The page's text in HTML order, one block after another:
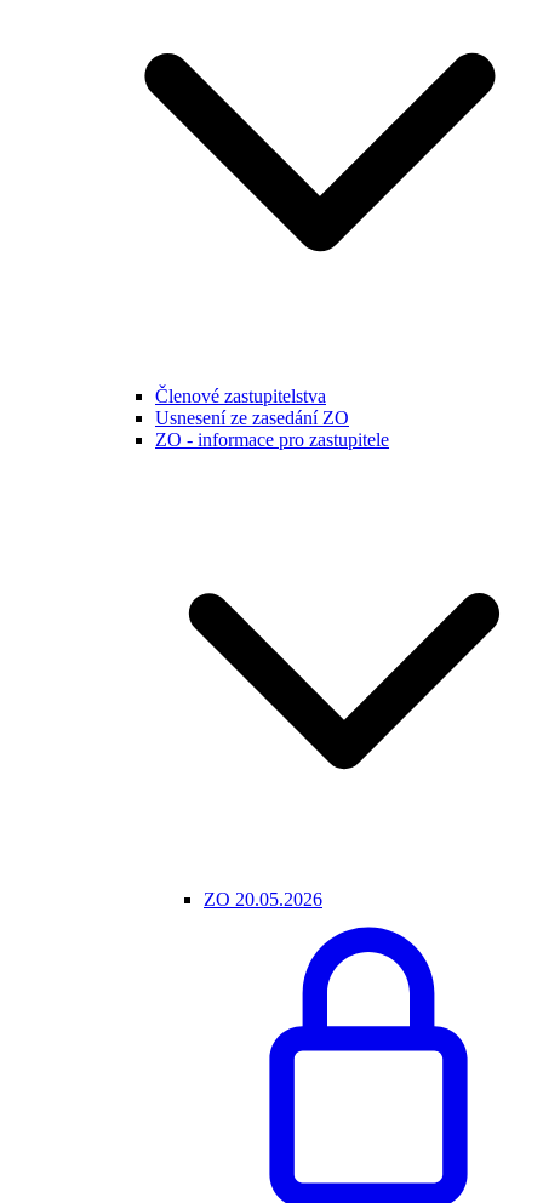
Členové zastupitelstva
Usnesení ze zasedání ZO
ZO - informace pro zastupitele
ZO 20.05.2026